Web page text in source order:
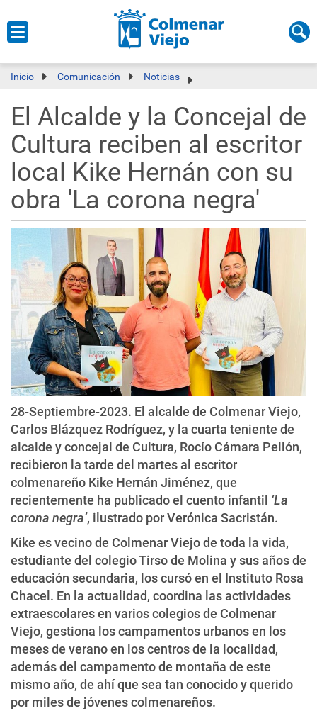
Inicio Comunicación Noticias
El Alcalde y la Concejal de
Cultura reciben al escritor
local Kike Hernán con su
obra 'La corona negra'
28-Septiembre-2023. El alcalde de Colmenar Viejo,
Carlos Blázquez Rodríguez, y la cuarta teniente de
alcalde y concejal de Cultura, Rocío Cámara Pellón,
recibieron la tarde del martes al escritor
colmenareño Kike Hernán Jiménez, que
recientemente ha publicado el cuento infantil ‘La
corona negra’, ilustrado por Verónica Sacristán.
Kike es vecino de Colmenar Viejo de toda la vida,
estudiante del colegio Tirso de Molina y sus años de
educación secundaria, los cursó en el Instituto Rosa
Chacel. En la actualidad, coordina las actividades
extraescolares en varios colegios de Colmenar
Viejo, gestiona los campamentos urbanos en los
meses de verano en los centros de la localidad,
además del campamento de montaña de este
mismo año, de ahí que sea tan conocido y querido
por miles de jóvenes colmenareños.